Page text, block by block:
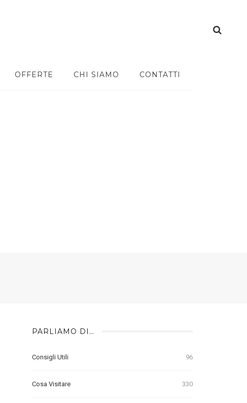
OFFERTE CHI SIAMO CONTATTI
PARLIAMO DI…
Consigli Utili 96
Cosa Visitare 330